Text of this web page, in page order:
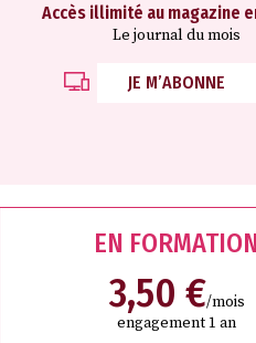
Accès illimité au magazine
Le journal du mois
JE M’ABONNE
EN
3,50 €/mois
engagement 1 an